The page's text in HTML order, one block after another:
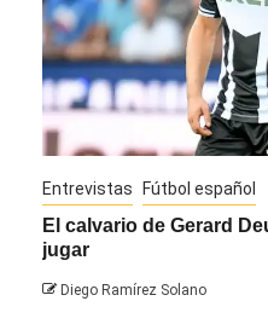
Entrevistas Fútbol español
El calvario de Gerard
jugar
Diego Ramírez Solano